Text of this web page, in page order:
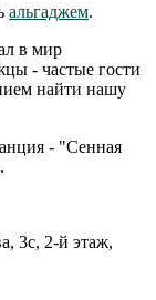
альгаджем.
в мир
- частые гости
найти нашу
- "Сенная
3с, 2-й этаж,